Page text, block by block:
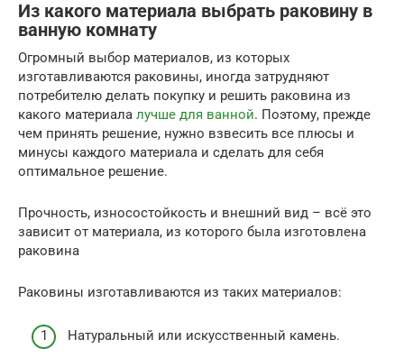
Из какого материала выбрать раковину в
ванную комнату
Огромный выбор материалов, из которых
изготавливаются раковины, иногда затрудняют
потребителю делать покупку и решить раковина из
какого материала лучше для ванной. Поэтому, прежде
чем принять решение, нужно взвесить все плюсы и
минусы каждого материала и сделать для себя
оптимальное решение.
Прочность, износостойкость и внешний вид – всё это
зависит от материала, из которого была изготовлена
раковина
Раковины изготавливаются из таких материалов:
Натуральный или искусственный камень.